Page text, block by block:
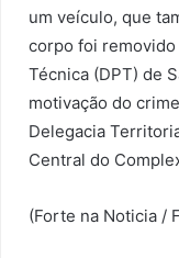
um veículo, que
corpo foi
Técnica (DPT) de
motivação do
Delegacia
Central do
(Forte na Noticia /